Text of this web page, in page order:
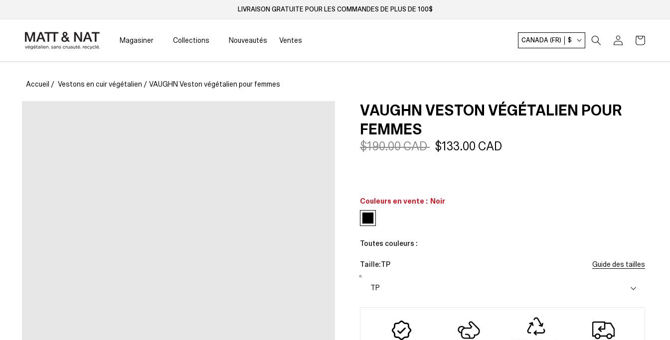
LIVRAISON GRATUITE POUR LES COMMANDES DE PLUS DE 100$
Magasiner Collections Nouveautés Ventes CANADA (FR) $ Connexion Panier
Accueil / Vestons en cuir végétalien / VAUGHN Veston végétalien pour femmes
VAUGHN VESTON VÉGÉTALIEN POUR
FEMMES
Prix
$190.00 CAD Prix
$133.00 CAD
Couleurs en vente : Noir
Toutes couleurs :
Taille:TP Guide des tailles